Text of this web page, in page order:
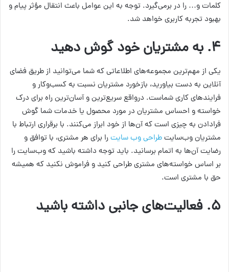
کلمات و… را در برمی‌گیرد. توجه به این عوامل باعث انتقال مؤثر پیام و
بهبود تجربه کاربری خواهد شد.
۴. به مشتریان خود گوش دهید
یکی از مهم‌ترین مجموعه‌های اطلاعاتی که شما می‌توانید از طریق فضای
آنلاین به دست بیاورید، بازخورد مشتریان نسبت به کسب‌وکار و
فرایندهای کاری شماست. درواقع سریع‌ترین و آسان‌ترین راه برای درک
خواسته و احساس مشتریان در مورد محصول یا خدمات شما گوش
فرادادن به چیزی است که آن‌ها از خود ابراز می‌کنند. با برقراری ارتباط با
مشتریان وب‌سایتطراحی وب‌ سایترا برای هر مشتری، با توافق و
رضایت آن‌ها به اتمام برسانید. باید توجه داشته باشید که وب‌سایت را
بر اساس خواسته‌های مشتری طراحی کنید و فراموش نکنید که همیشه
حق با مشتری است.
۵. فعالیت‌های جانبی داشته باشید